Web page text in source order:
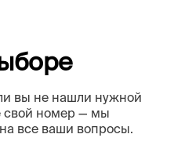
вы не нашли нужной
свой номер — мы
все ваши вопросы.